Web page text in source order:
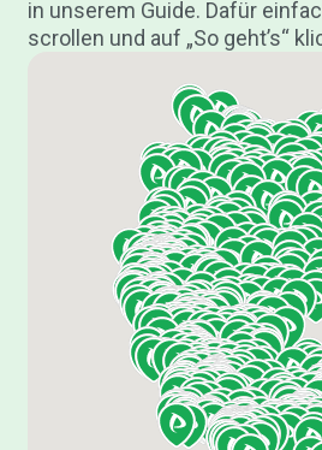
in unserem Guide. Dafür
scrollen und auf „So geht’s“